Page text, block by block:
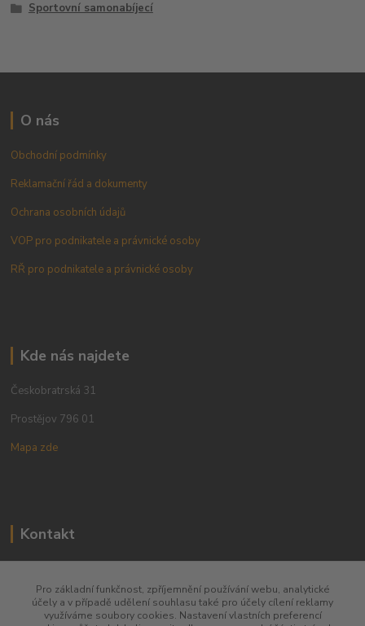
Sportovní samonabíjecí
O nás
Obchodní podmínky
Reklamační řád a dokumenty
Ochrana osobních údajů
VOP pro podnikatele a právnické osoby
RŘ pro podnikatele a právnické osoby
Kde nás najdete
Českobratrská 31
Prostějov 796 01
Mapa zde
Kontakt
obchod@qins.cz
Pro základní funkčnost, zpříjemnění používání webu, analytické
účely a v případě udělení souhlasu také pro účely cílení reklamy
využíváme soubory cookies. Nastavení vlastních preferencí